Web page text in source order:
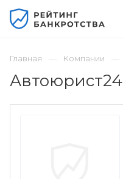
Главная Компании
Автоюрист24